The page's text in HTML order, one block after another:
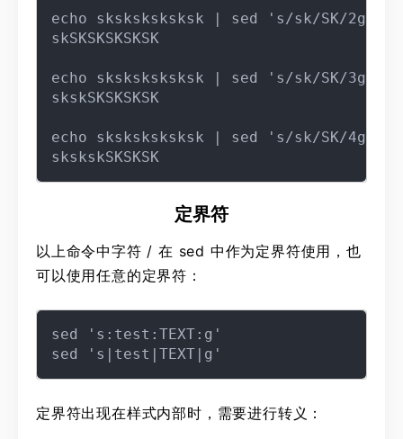
echo sksksksksksk | sed 's/sk/SK/2g'
skSKSKSKSKSK
echo sksksksksksk | sed 's/sk/SK/3g'
skskSKSKSKSK
echo sksksksksksk | sed 's/sk/SK/4g'
定界符
以上命令中字符 / 在 sed 中作为定界符使用，也
可以使用任意的定界符：
sed 's:test:TEXT:g'
定界符出现在样式内部时，需要进行转义：